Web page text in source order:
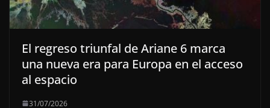
El regreso triunfal de Ariane 6 marca
una nueva era para Europa en el acceso
al espacio
31/07/2026